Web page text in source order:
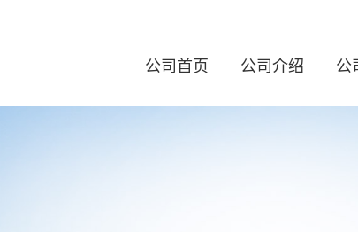
公司首页 公司介绍 公